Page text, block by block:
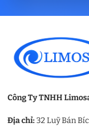
Công Ty TNHH
Địa chỉ: 32 Luỹ Bán